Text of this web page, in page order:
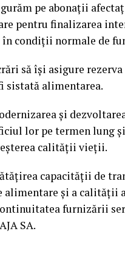
pe abonații
pentru finalizarea
condiții normale de
să își asigure
sistată alimentarea.
și
lor pe termen lung
calității vieții.
capacității de
și a calității
furnizării
SA.